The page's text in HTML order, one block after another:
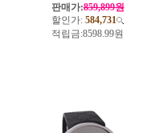
판매가:859,899원
할인가: 584,731
적립금:8598.99원